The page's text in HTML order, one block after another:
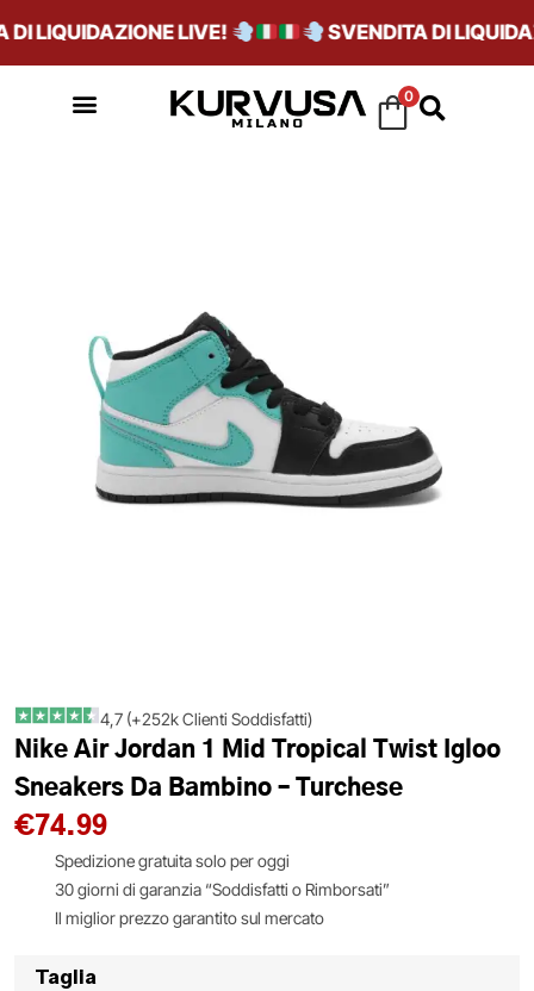
LIQUIDAZIONE LIVE! SVENDITA DI
0
4,7 (+252k Clienti Soddisfatti)
Nike Air Jordan 1 Mid Tropical Twist Igloo
Sneakers Da Bambino – Turchese
€74.99
Spedizione gratuita solo per oggi
30 giorni di garanzia “Soddisfatti o Rimborsati”
Il miglior prezzo garantito sul mercato
Taglia